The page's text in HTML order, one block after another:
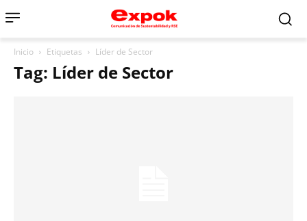
Inicio Etiquetas Líder de Sector
Tag: Líder de Sector